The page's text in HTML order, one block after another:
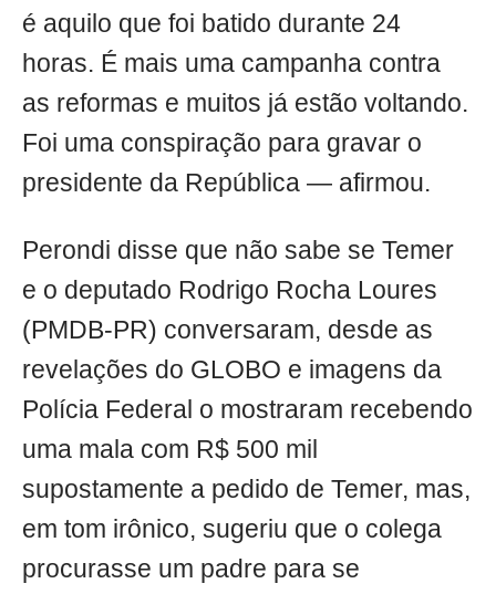
é aquilo que foi batido durante 24
horas. É mais uma campanha contra
as reformas e muitos já estão voltando.
Foi uma conspiração para gravar o
presidente da República — afirmou.
Perondi disse que não sabe se Temer
e o deputado Rodrigo Rocha Loures
(PMDB-PR) conversaram, desde as
revelações do GLOBO e imagens da
Polícia Federal o mostraram recebendo
uma mala com R$ 500 mil
supostamente a pedido de Temer, mas,
em tom irônico, sugeriu que o colega
procurasse um padre para se